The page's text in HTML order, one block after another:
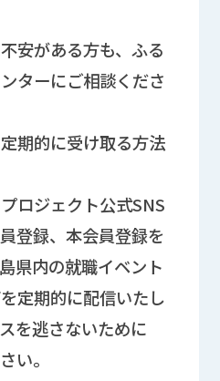
安がある方も、ふる
ターにご相談くださ
期的に受け取る方法
ロジェクト公式SNS
登録、本会員登録を
県内の就職イベント
定期的に配信いたし
を逃さないために
い。